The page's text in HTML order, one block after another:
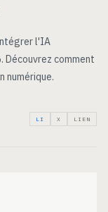
l'IA
Découvrez comment
numérique.
LI X LIEN